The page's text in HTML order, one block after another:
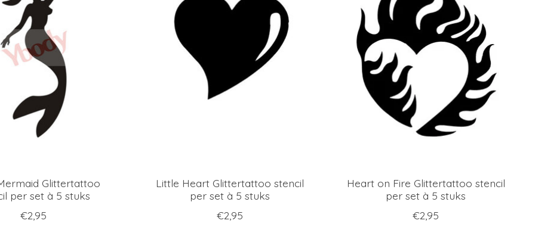
Glittertattoo
per set à 5 stuks
€2,95
Little Heart Glittertattoo stencil
per set à 5 stuks
€2,95
Heart on Fire Glittertattoo stencil
per set à 5 stuks
€2,95